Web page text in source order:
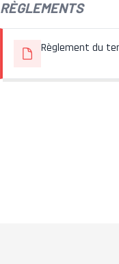
RÈGLEMENTS
Règlement du